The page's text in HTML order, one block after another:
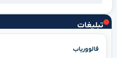
تبلیغات
فالووریاب